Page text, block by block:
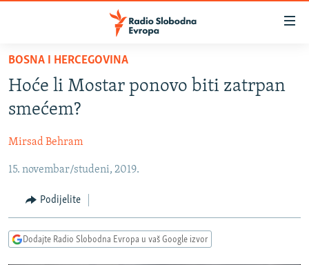
Pređite
glavni
sadržaj
na
navigaciju
Pređite
pretragu
BOSNA I HERCEGOVINA
KOSOVO
CRNA GORA
VIZUELNO
FOTOGALERIJE
PODCASTI
RAT U UKRAJINI
BOSNA I HERCEGOVINA
Hoće li Mostar ponovo biti zatrpan
smećem?
Mirsad Behram
15. novembar/studeni, 2019.
Podijelite
Dodajte Radio Slobodna Evropa u vaš Google izvor